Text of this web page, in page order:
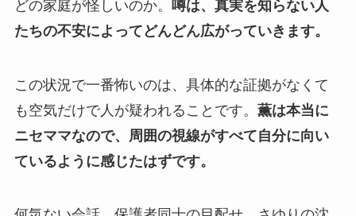
どの家庭が怪しいのか。
噂は、真実を知らない人
たちの不安によってどんどん広がっていきます。
この状況で一番怖いのは、具体的な証拠がなくて
も空気だけで人が疑われることです。 薫は本当に
ニセママなので、周囲の視線がすべて自分に向い
ているように感じたはずです。